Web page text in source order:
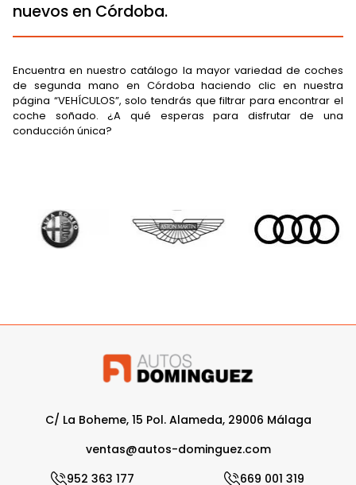
nuevos en Córdoba.
Encuentra en nuestro catálogo la mayor variedad de coches
de segunda mano en Córdoba haciendo clic en nuestra
página “VEHÍCULOS”, solo tendrás que filtrar para encontrar el
coche soñado. ¿A qué esperas para disfrutar de una
conducción única?
C/ La Boheme, 15 Pol. Alameda, 29006 Málaga
ventas@autos-dominguez.com
952 363 177
669 001 319